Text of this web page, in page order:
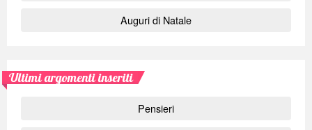
Auguri di Natale
Ultimi argomenti inseriti
Pensieri